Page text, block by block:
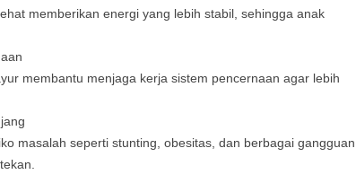
memberikan energi yang lebih stabil, sehingga anak
membantu menjaga kerja sistem pencernaan agar lebih
masalah seperti stunting, obesitas, dan berbagai gangguan